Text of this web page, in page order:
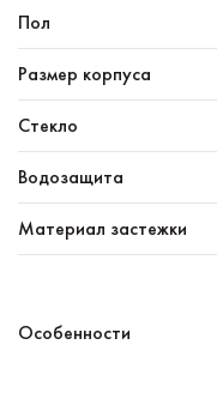
Пол
Размер корпуса
Стекло
Водозащита
Материал застежки
Особенности